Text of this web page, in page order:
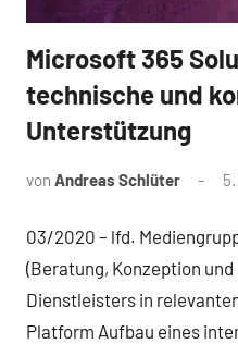
Referenz
Microsoft 365
technische und
Unterstützung
von Andreas Schlüter
03/2020 – lfd.
(Beratung, Konzeption
Dienstleisters in
Platform Aufbau eines